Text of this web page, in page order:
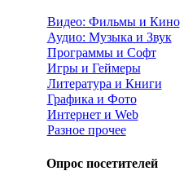
Видео: Фильмы и Кино
Аудио: Музыка и Звук
Программы и Софт
Игры и Геймеры
Литература и Книги
Графика и Фото
Интернет и Web
Разное прочее
Опрос посетителей